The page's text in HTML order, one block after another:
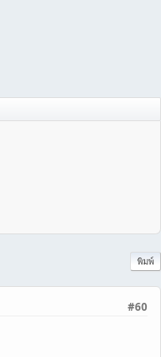
พิมพ์
#60